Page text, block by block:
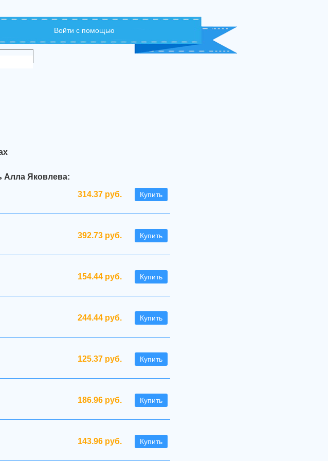
Войти с помощью
Алла Яковлева:
314.37 руб. Купить
392.73 руб. Купить
154.44 руб. Купить
244.44 руб. Купить
125.37 руб. Купить
186.96 руб. Купить
143.96 руб. Купить